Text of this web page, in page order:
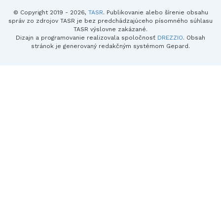
© Copyright 2019 - 2026, TASR. Publikovanie alebo šírenie obsahu
správ zo zdrojov TASR je bez predchádzajúceho písomného súhlasu
TASR výslovne zakázané.
Dizajn a programovanie realizovala spoločnosť DREZZIO. Obsah
stránok je generovaný redakčným systémom Gepard.